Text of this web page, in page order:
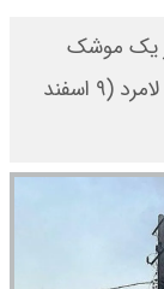
یک موشک
سلاح کشتار جمعی در حمله به سالن ورزشی لامرد (۹ اسفند